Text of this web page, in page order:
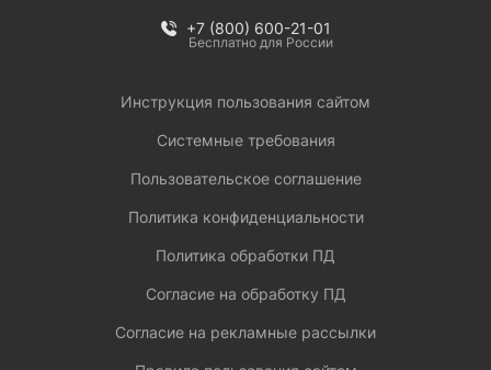
+7 (800) 600-21-01
Бесплатно для России
Инструкция пользования сайтом
Системные требования
Пользовательское соглашение
Политика конфиденциальности
Политика обработки ПД
Согласие на обработку ПД
Согласие на рекламные рассылки